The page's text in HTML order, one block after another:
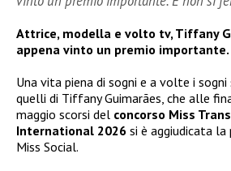
Attrice, modella e volto tv, Tiffany
appena vinto un premio importante.
Una vita piena di sogni e a volte i sogni
quelli di Tiffany Guimarães, che alle
maggio scorsi del concorso Miss
International 2026 si è aggiudicata
Miss Social.